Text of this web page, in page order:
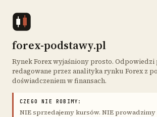
forex-podstawy.pl
Rynek Forex wyjaśniony prosto. Odpowiedzi
redagowane przez analityka rynku Forex z
doświadczeniem w finansach.
CZEGO NIE ROBIMY:
NIE sprzedajemy kursów. NIE prowadzimy